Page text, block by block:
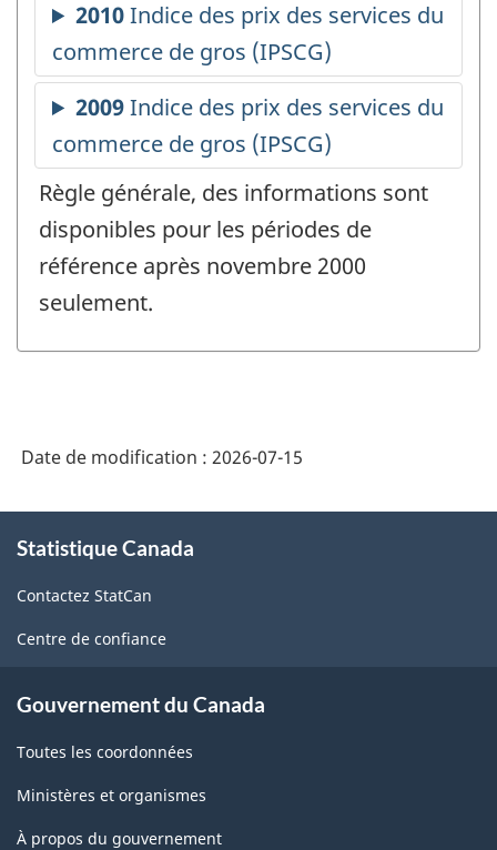
Règle générale, des informations sont
disponibles pour les périodes de
référence après novembre 2000
seulement.
Date de modification : 2026-07-15
propos
ce
site
Statistique Canada
Contactez StatCan
Centre de confiance
Gouvernement du Canada
Toutes les coordonnées
Ministères et organismes
À propos du gouvernement